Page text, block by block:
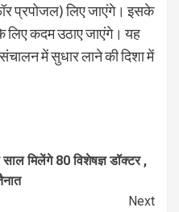
प्रपोजल) लिए जाएंगे। इसके
लिए कदम उठाए जाएंगे। यह
में सुधार लाने की दिशा में
मिलेंगे 80 विशेषज्ञ डॉक्टर ,
Next